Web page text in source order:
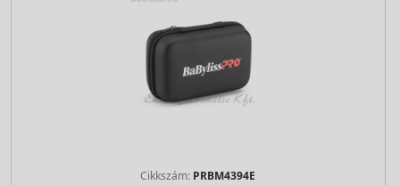
Cikkszám: PRBM4394E